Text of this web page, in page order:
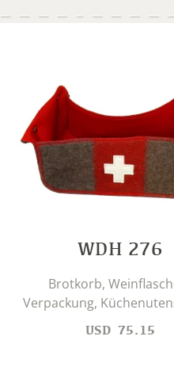
WDH 276
Brotkorb,
Verpackung,
USD 75.15